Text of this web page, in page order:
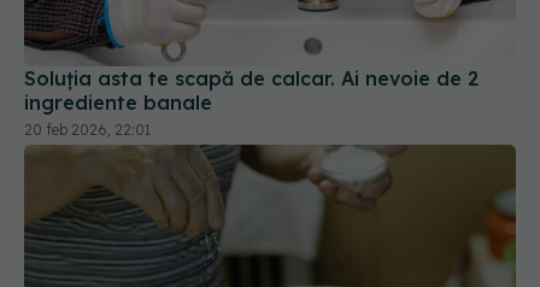
Soluția asta te scapă de calcar. Ai nevoie de 2
ingrediente banale
20 feb 2026, 22:01